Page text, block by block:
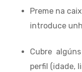
Preme na
introduce
Cubre
perfil (idade,